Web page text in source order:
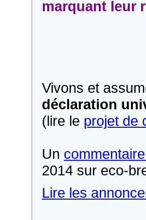
marquant leur
Vivons et
déclaration
(lire le projet de
Un
2014 sur eco-
Lire les